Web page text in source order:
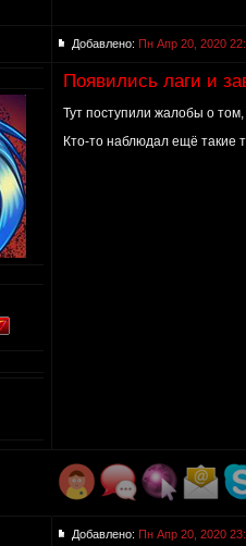
Добавлено: Пн Апр 20, 2020
Появились лаги и
Тут поступили жалобы о
Кто-то наблюдал ещё такие
Добавлено: Пн Апр 20, 2020